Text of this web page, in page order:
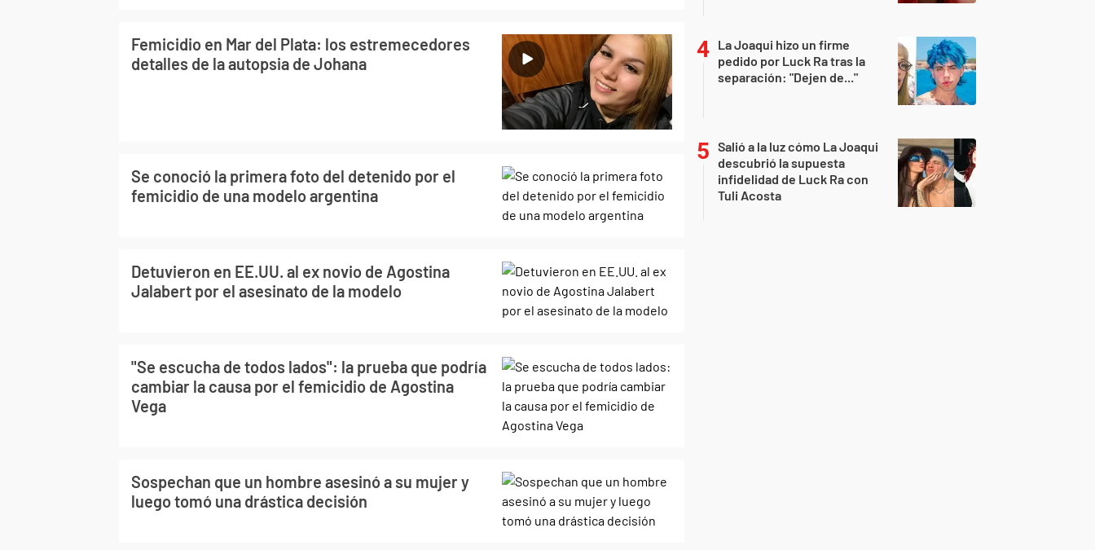
Femicidio en Mar del Plata: los estremecedores
detalles de la autopsia de Johana
Se conoció la primera foto del detenido por el
femicidio de una modelo argentina
Detuvieron en EE.UU. al ex novio de Agostina
Jalabert por el asesinato de la modelo
"Se escucha de todos lados": la prueba que podría
cambiar la causa por el femicidio de Agostina
Vega
Sospechan que un hombre asesinó a su mujer y
luego tomó una drástica decisión
La Joaqui hizo un firme
pedido por Luck Ra tras la
separación: "Dejen de..."
Salió a la luz cómo La Joaqui
descubrió la supuesta
infidelidad de Luck Ra con
Tuli Acosta